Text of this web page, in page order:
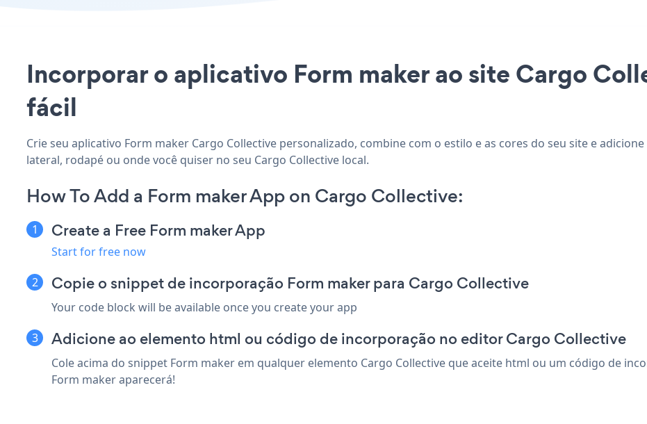
Incorporar o aplicativo Form maker ao site Cargo
fácil
Crie seu aplicativo Form maker Cargo Collective personalizado, combine com o estilo e as cores do seu site e
lateral, rodapé ou onde você quiser no seu Cargo Collective local.
How To Add a Form maker App on Cargo Collective:
Create a Free Form maker App
Start for free now
Copie o snippet de incorporação Form maker para Cargo Collective
Your code block will be available once you create your app
Adicione ao elemento html ou código de incorporação no editor Cargo Collective
Cole acima do snippet Form maker em qualquer elemento Cargo Collective que aceite html ou um código de
Form maker aparecerá!